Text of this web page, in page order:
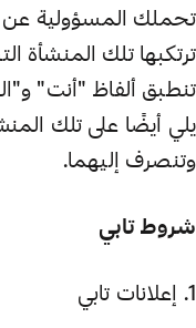
تحملك المسؤولية عن
ترتكبها تلك المنشأة
تنطبق ألفاظ "أنت"
يلي أيضًا على تلك
وتنصرف إليهما.
شروط تابي
1. إعلانات تابي